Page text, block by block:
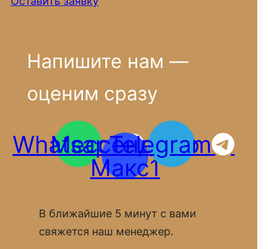
Напишите нам —
оценим сразу
Whatsapp
Мессенджер
Макс1
Telegram
В ближайшие 5 минут с вами
свяжется наш менеджер.